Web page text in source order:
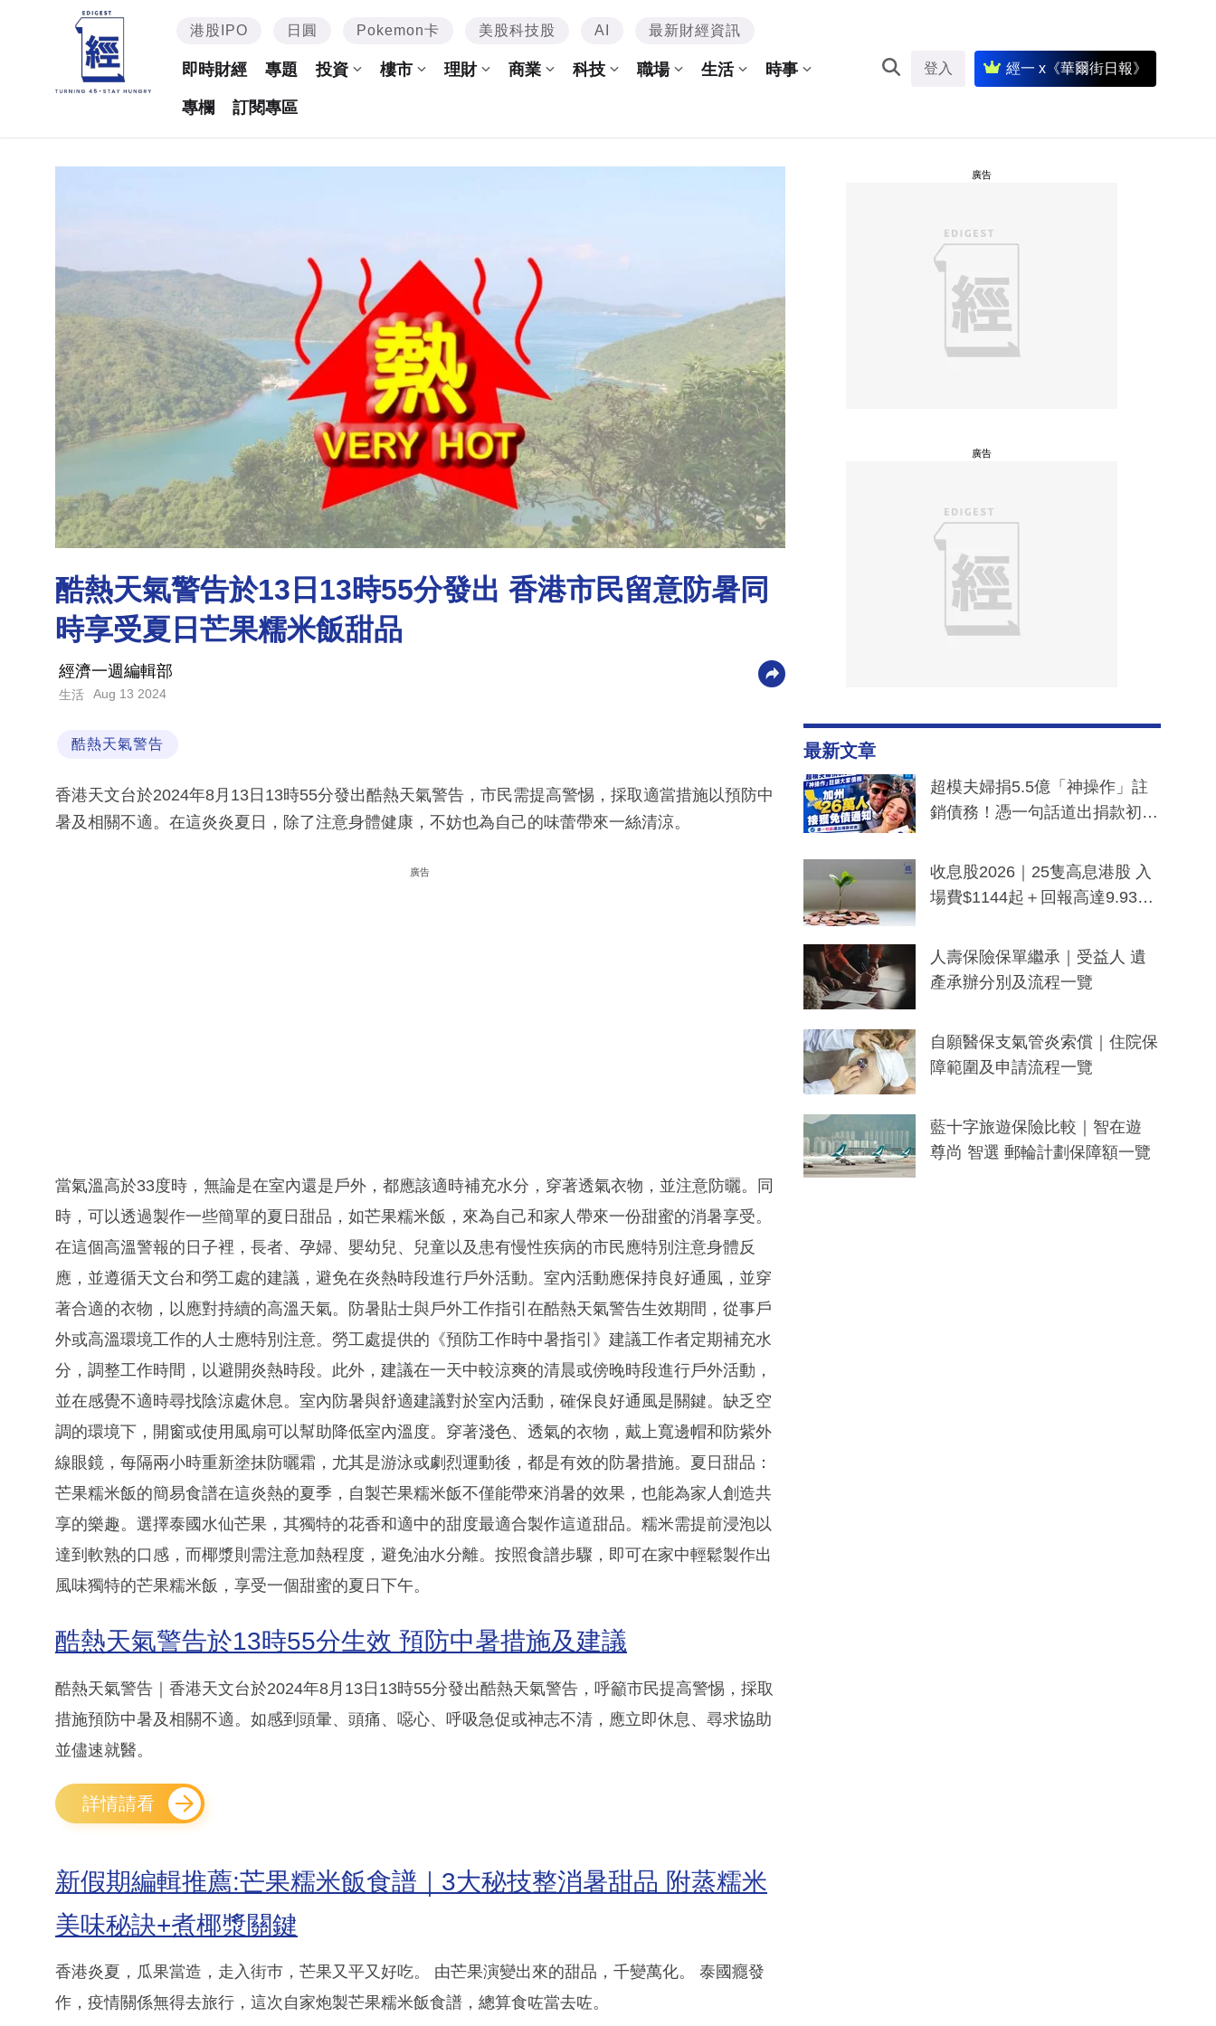
港股IPO 日圓 Pokemon卡 美股科技股 AI 最新財經資訊
即時財經 專題 投資 樓市 理財 商業 科技 職場 生活 時事
專欄 訂閱專區
登入 經一 x《華爾街日報》
酷熱天氣警告於13日13時55分發出 香港市民留意防暑同
時享受夏日芒果糯米飯甜品
經濟一週編輯部
生活 Aug 13 2024
酷熱天氣警告
香港天文台於2024年8月13日13時55分發出酷熱天氣警告，市民需提高警惕，採取適當措施以預防中
暑及相關不適。在這炎炎夏日，除了注意身體健康，不妨也為自己的味蕾帶來一絲清涼。
廣告
當氣溫高於33度時，無論是在室內還是戶外，都應該適時補充水分，穿著透氣衣物，並注意防曬。同
時，可以透過製作一些簡單的夏日甜品，如芒果糯米飯，來為自己和家人帶來一份甜蜜的消暑享受。
在這個高溫警報的日子裡，長者、孕婦、嬰幼兒、兒童以及患有慢性疾病的市民應特別注意身體反
應，並遵循天文台和勞工處的建議，避免在炎熱時段進行戶外活動。室內活動應保持良好通風，並穿
著合適的衣物，以應對持續的高溫天氣。防暑貼士與戶外工作指引在酷熱天氣警告生效期間，從事戶
外或高溫環境工作的人士應特別注意。勞工處提供的《預防工作時中暑指引》建議工作者定期補充水
分，調整工作時間，以避開炎熱時段。此外，建議在一天中較涼爽的清晨或傍晚時段進行戶外活動，
並在感覺不適時尋找陰涼處休息。室內防暑與舒適建議對於室內活動，確保良好通風是關鍵。缺乏空
調的環境下，開窗或使用風扇可以幫助降低室內溫度。穿著淺色、透氣的衣物，戴上寬邊帽和防紫外
線眼鏡，每隔兩小時重新塗抹防曬霜，尤其是游泳或劇烈運動後，都是有效的防暑措施。夏日甜品：
芒果糯米飯的簡易食譜在這炎熱的夏季，自製芒果糯米飯不僅能帶來消暑的效果，也能為家人創造共
享的樂趣。選擇泰國水仙芒果，其獨特的花香和適中的甜度最適合製作這道甜品。糯米需提前浸泡以
達到軟熟的口感，而椰漿則需注意加熱程度，避免油水分離。按照食譜步驟，即可在家中輕鬆製作出
風味獨特的芒果糯米飯，享受一個甜蜜的夏日下午。
酷熱天氣警告於13時55分生效 預防中暑措施及建議
酷熱天氣警告｜香港天文台於2024年8月13日13時55分發出酷熱天氣警告，呼籲市民提高警惕，採取
措施預防中暑及相關不適。如感到頭暈、頭痛、噁心、呼吸急促或神志不清，應立即休息、尋求協助
並儘速就醫。
詳情請看
新假期編輯推薦:芒果糯米飯食譜｜3大秘技整消暑甜品 附蒸糯米
美味秘訣+煮椰漿關鍵
香港炎夏，瓜果當造，走入街巿，芒果又平又好吃。 由芒果演變出來的甜品，千變萬化。 泰國癮發
作，疫情關係無得去旅行，這次自家炮製芒果糯米飯食譜，總算食咗當去咗。
廣告
廣告
最新文章
超模夫婦捐5.5億「神操作」註
銷債務！憑一句話道出捐款初
一度被誤當詐騙手段
收息股2026｜25隻高息港股 入
場費$1144起＋回報高達9.93
人壽保險保單繼承｜受益人 遺
產承辦分別及流程一覽
自願醫保支氣管炎索償｜住院保
障範圍及申請流程一覽
藍十字旅遊保險比較｜智在遊
尊尚 智選 郵輪計劃保障額一覽